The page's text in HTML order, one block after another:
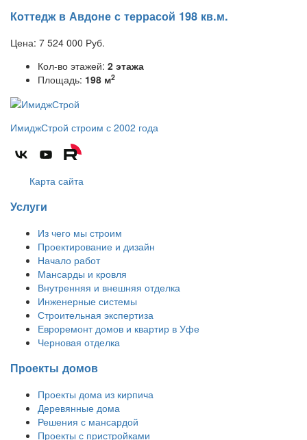
Коттедж в Авдоне с террасой 198 кв.м.
Цена: 7 524 000 Руб.
Кол-во этажей: 2 этажа
Площадь: 198 м2
ИмиджСтрой строим с 2002 года
Карта сайта
Услуги
Из чего мы строим
Проектирование и дизайн
Начало работ
Мансарды и кровля
Внутренняя и внешняя отделка
Инженерные системы
Строительная экспертиза
Евроремонт домов и квартир в Уфе
Черновая отделка
Проекты домов
Проекты дома из кирпича
Деревянные дома
Решения с мансардой
Проекты с пристройками